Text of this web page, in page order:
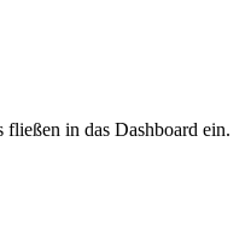
in das Dashboard ein.